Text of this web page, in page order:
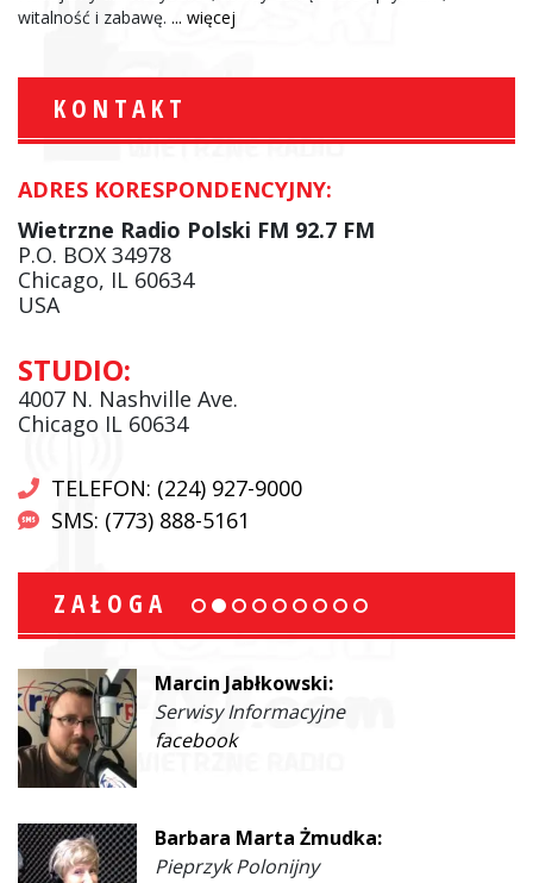
witalność i zabawę. ... więcej
KONTAKT
ADRES KORESPONDENCYJNY:
Wietrzne Radio Polski FM 92.7 FM
P.O. BOX 34978
Chicago, IL 60634
USA
STUDIO:
4007 N. Nashville Ave.
Chicago IL 60634
TELEFON: (224) 927-9000
SMS: (773) 888-5161
ZAŁOGA
Marcin Jabłkowski:
Serwisy Informacyjne
facebook
Barbara Marta Żmudka:
Pieprzyk Polonijny